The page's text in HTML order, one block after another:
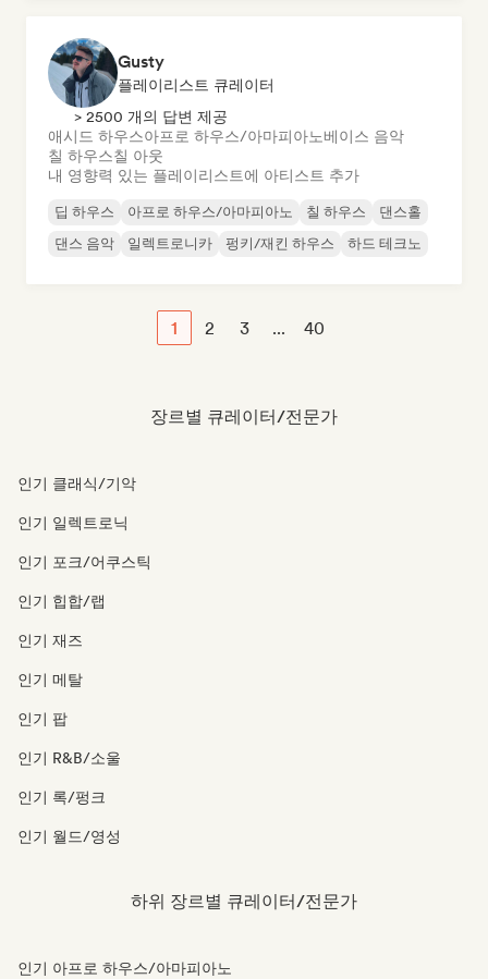
Gusty
플레이리스트 큐레이터
> 2500 개의 답변 제공
애시드 하우스아프로 하우스/아마피아노베이스 음악
칠 하우스칠 아웃
내 영향력 있는 플레이리스트에 아티스트 추가
딥 하우스 아프로 하우스/아마피아노 칠 하우스
댄스홀
댄스 음악
일렉트로니카 펑키/재킨 하우스 하드 테크노
1 2 3 ... 40
장르별 큐레이터/전문가
인기 클래식/기악
인기 일렉트로닉
인기 포크/어쿠스틱
인기 힙합/랩
인기 재즈
인기 메탈
인기 팝
인기 R&B/소울
인기 록/펑크
인기 월드/영성
하위 장르별 큐레이터/전문가
인기 아프로 하우스/아마피아노